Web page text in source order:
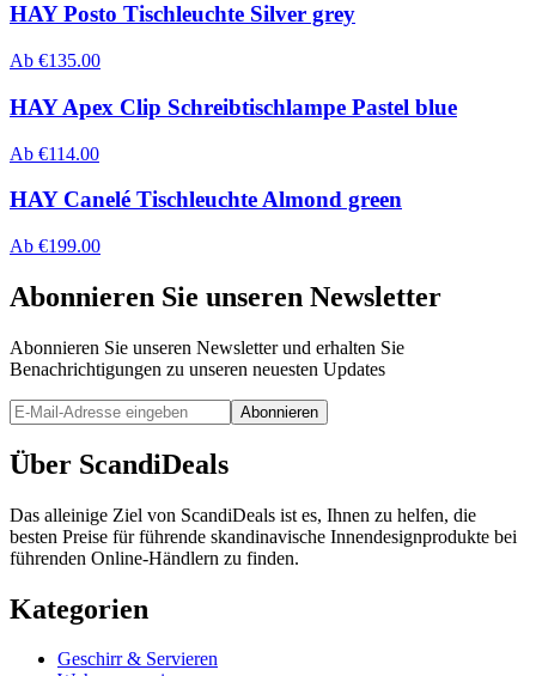
HAY Posto Tischleuchte Silver grey
Ab €135.00
HAY Apex Clip Schreibtischlampe Pastel blue
Ab €114.00
HAY Canelé Tischleuchte Almond green
Ab €199.00
Abonnieren Sie unseren Newsletter
Abonnieren Sie unseren Newsletter und erhalten Sie
Benachrichtigungen zu unseren neuesten Updates
Abonnieren
Über ScandiDeals
Das alleinige Ziel von ScandiDeals ist es, Ihnen zu helfen, die
besten Preise für führende skandinavische Innendesignprodukte bei
führenden Online-Händlern zu finden.
Kategorien
Geschirr & Servieren